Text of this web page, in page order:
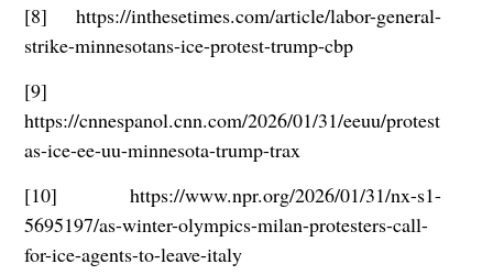
[8] https://inthesetimes.com/article/labor-general-
strike-minnesotans-ice-protest-trump-cbp
[9]
https://cnnespanol.cnn.com/2026/01/31/eeuu/protest
as-ice-ee-uu-minnesota-trump-trax
[10] https://www.npr.org/2026/01/31/nx-s1-
5695197/as-winter-olympics-milan-protesters-call-
for-ice-agents-to-leave-italy